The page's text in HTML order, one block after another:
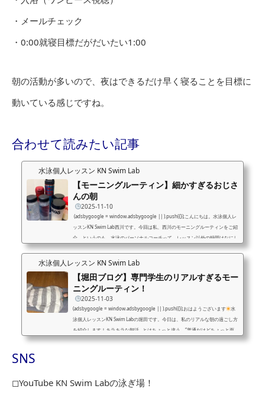
・メールチェック
・0:00就寝目標だがだいたい1:00
朝の活動が多いので、夜はできるだけ早く寝ることを目標に
動いている感じですね。
合わせて読みたい記事
水泳個人レッスン KN Swim Lab
【モーニングルーティン】細かすぎるおじさ
んの朝
2025-11-10
(adsbygoogle = window.adsbygoogle || ).push({});こんにちは。水泳個人レ
ッスンKN Swim Lab西川です。今回は私、西川のモーニングルーティンをご紹
介。というのも、水泳のパーソナルコーチって、レッスン以外の時間はなにし
てるの？という質問をいただいたためです。1日全部まとめて書くのはなかな
か大変なので、今回は朝のみいってみますね。起床は6:00~7:00私の予約表を
とんど13:00以降から始まる感じです。ですが、午前中から活動しないといろ
いろ...
水泳個人レッスン KN Swim Lab
【堀田ブログ】専門学生のリアルすぎるモー
ニングルーティン！
2025-11-03
(adsbygoogle = window.adsbygoogle || ).push({});おはようございます
水
泳個人レッスンKN Swim Labの堀田です。今日は、私のリアルな朝の過ごし方
を紹介します！キラキラな朝活…とはちょっと違う、“普通だけどちょっと面
白い”専門学生の朝です
6:00 おはようの戦いが始まる6時。アラームが鳴
SNS
◻︎YouTube KN Swim Labの泳ぎ場！